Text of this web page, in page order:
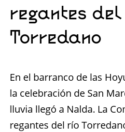
regantes
Torredano
En el barranco de las
la celebración de San
lluvia llegó a Nalda. La
regantes del río